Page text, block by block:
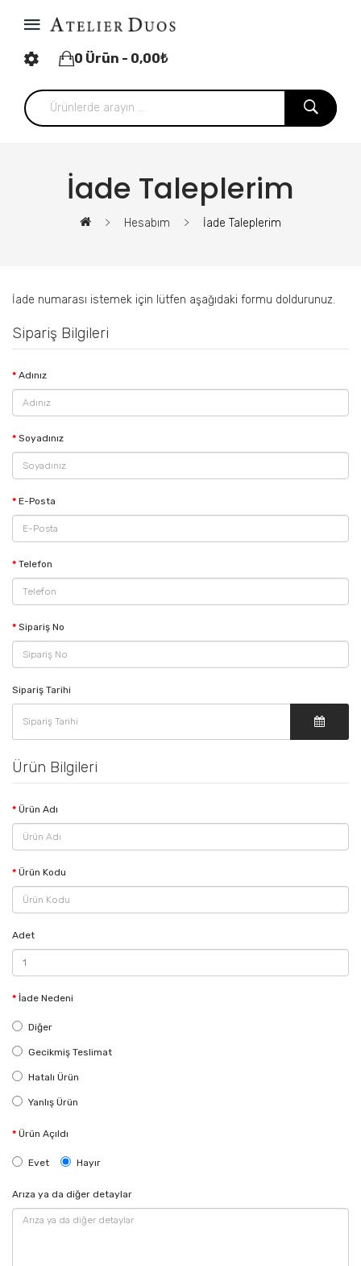
0 Ürün - 0,00₺
İade Taleplerim
Hesabım İade Taleplerim
İade numarası istemek için lütfen aşağıdaki formu doldurunuz.
Sipariş Bilgileri
Adınız
Soyadınız
E-Posta
Telefon
Sipariş No
Sipariş Tarihi
Ürün Bilgileri
Ürün Adı
Ürün Kodu
Adet
İade Nedeni
Diğer
Gecikmiş Teslimat
Hatalı Ürün
Yanlış Ürün
Ürün Açıldı
Evet Hayır
Arıza ya da diğer detaylar